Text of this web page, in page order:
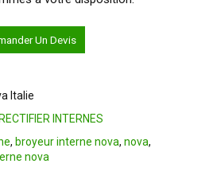
Un Devis
Italie
INTERNES
, broyeur interne nova, nova,
nova